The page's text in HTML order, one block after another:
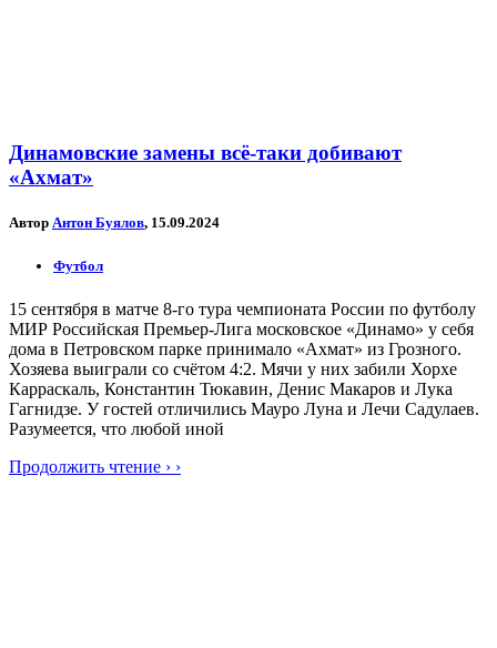
Динамовские замены всё-таки добивают
«Ахмат»
Автор Антон Буялов, 15.09.2024
Футбол
15 сентября в матче 8-го тура чемпионата России по футболу
МИР Российская Премьер-Лига московское «Динамо» у себя
дома в Петровском парке принимало «Ахмат» из Грозного.
Хозяева выиграли со счётом 4:2. Мячи у них забили Хорхе
Карраскаль, Константин Тюкавин, Денис Макаров и Лука
Гагнидзе. У гостей отличились Мауро Луна и Лечи Садулаев.
Разумеется, что любой иной
Продолжить чтение › ›